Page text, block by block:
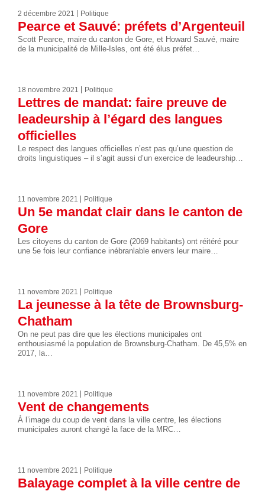
2 décembre 2021 Politique
Pearce et Sauvé: préfets d’Argenteuil
Scott Pearce, maire du canton de Gore, et Howard Sauvé, maire
de la municipalité de Mille-Isles, ont été élus préfet…
18 novembre 2021 Politique
Lettres de mandat: faire preuve de
leadeurship à l’égard des langues
officielles
Le respect des langues officielles n’est pas qu’une question de
droits linguistiques – il s’agit aussi d’un exercice de leadeurship…
11 novembre 2021 Politique
Un 5e mandat clair dans le canton de
Gore
Les citoyens du canton de Gore (2069 habitants) ont réitéré pour
une 5e fois leur confiance inébranlable envers leur maire…
11 novembre 2021 Politique
La jeunesse à la tête de Brownsburg-
Chatham
On ne peut pas dire que les élections municipales ont
enthousiasmé la population de Brownsburg-Chatham. De 45,5% en
2017, la…
11 novembre 2021 Politique
Vent de changements
À l’image du coup de vent dans la ville centre, les élections
municipales auront changé la face de la MRC…
11 novembre 2021 Politique
Balayage complet à la ville centre de